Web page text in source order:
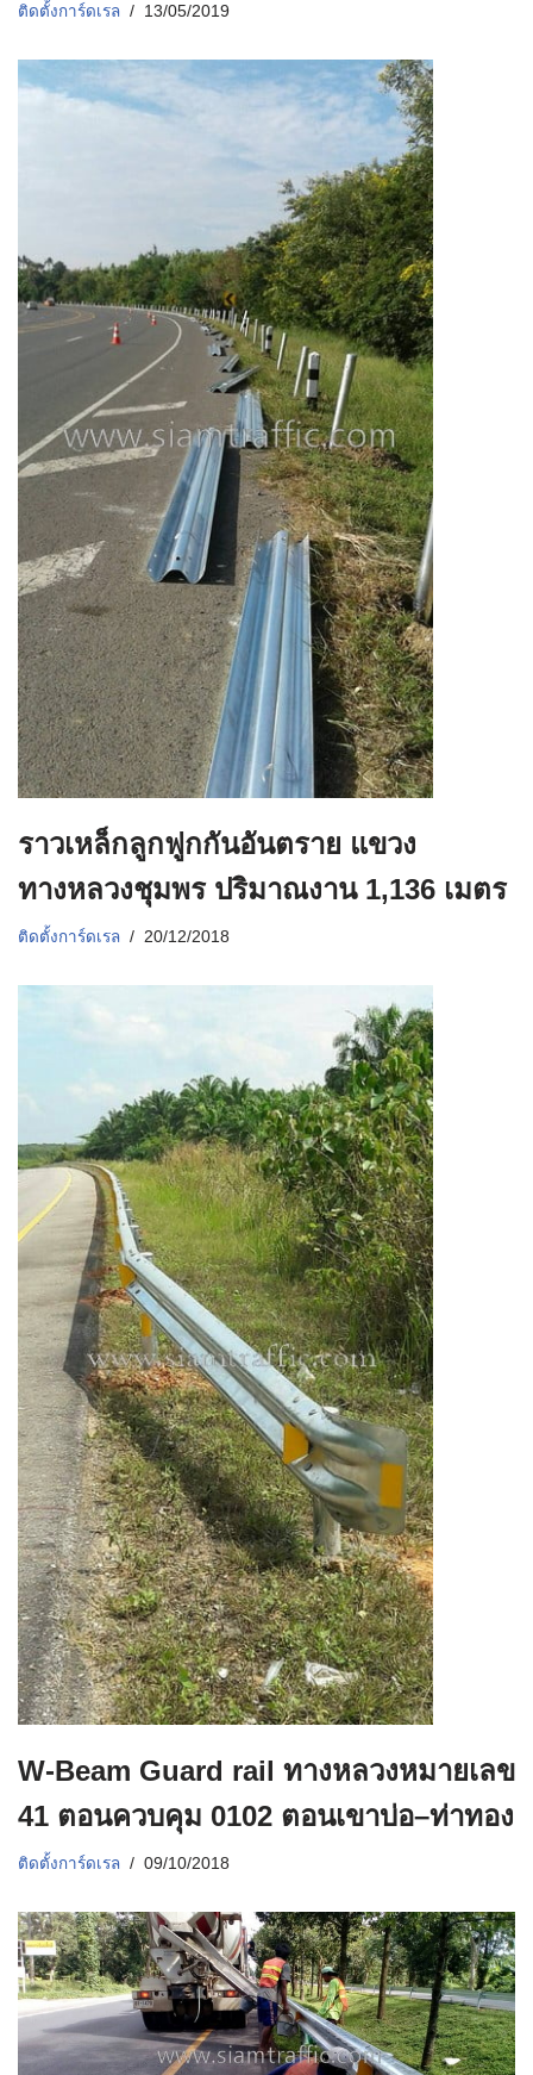
ติดตั้งการ์ดเรล 13/05/2019
ราวเหล็กลูกฟูกกันอันตราย แขวง
ทางหลวงชุมพร ปริมาณงาน 1,136 เมตร
ติดตั้งการ์ดเรล 20/12/2018
W-Beam Guard rail ทางหลวงหมายเลข
41 ตอนควบคุม 0102 ตอนเขาบ่อ–ท่าทอง
ติดตั้งการ์ดเรล 09/10/2018